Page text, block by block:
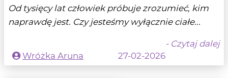
Od tysięcy lat człowiek próbuje zrozumieć, kim
naprawdę jest. Czy jesteśmy wyłącznie ciałe...
- Czytaj dalej
Wróżka Aruna
27-02-2026